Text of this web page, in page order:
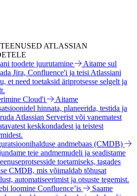
ATLASSIAN
toodete juurutamine
Aitame sul
Jira, Confluence'i ja teisi Atlassiani
et need toetaksid äriprotsesse selgelt ja
Cloud'i
Aitame
hinnata, planeerida, testida ja
Atlassian Serverist või vanematest
keskkondadest ja teistest
andmebaas (CMDB)
teie andmemudeli ja seadistame
toetamiseks, tagades
CMDB, mis võimaldab tõhusat
automatiseerimist ja otsuste tegemist.
loomine Confluence’is
Saame